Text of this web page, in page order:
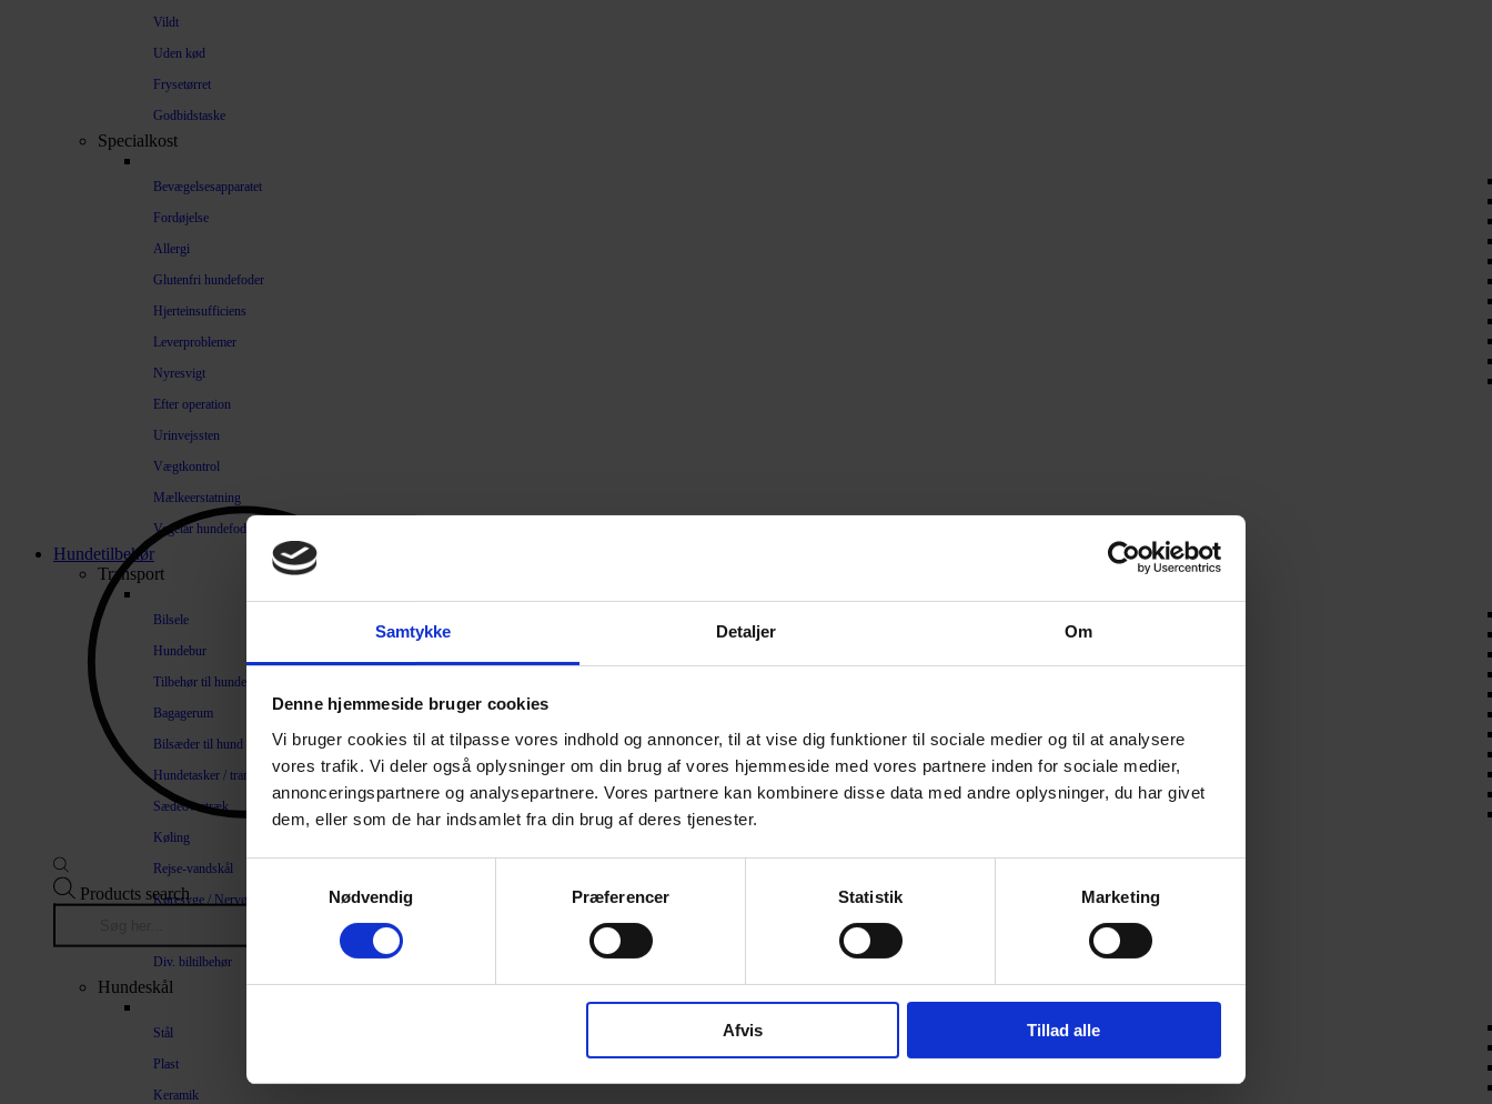
Samtykke Detaljer Om
Denne hjemmeside bruger cookies
Vi bruger cookies til at tilpasse vores indhold og annoncer, til at vise dig funktioner til sociale medier og til at analysere
vores trafik. Vi deler også oplysninger om din brug af vores hjemmeside med vores partnere inden for sociale medier,
annonceringspartnere og analysepartnere. Vores partnere kan kombinere disse data med andre oplysninger, du har givet
dem, eller som de har indsamlet fra din brug af deres tjenester.
Nødvendig
Præferencer Statistik Marketing
Afvis Tillad alle
Vildt
Uden kød
Frysetørret
Godbidstaske
Specialkost
Bevægelsesapparatet
Fordøjelse
Allergi
Glutenfri hundefoder
Hjerteinsufficiens
Leverproblemer
Nyresvigt
Efter operation
Urinvejssten
Vægtkontrol
Mælkeerstatning
Vegetar hundefoder
Hundetilbehør
Transport
Bilsele
Hundebur
Tilbehør til hundebure
Bagagerum
Bilsæder til hund
Hundetasker / transportkasser
Sædeovertræk
Køling
Rejse-vandskål
Køresyge / Nervøsitet
Div. biltilbehør
Hundeskål
Stål
Plast
Keramik
Products search